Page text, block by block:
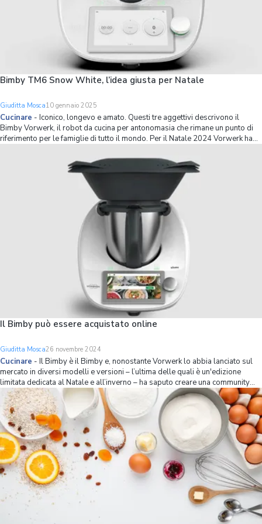
Bimby TM6 Snow White, l’idea giusta per Natale
Giuditta Mosca10 gennaio 2025
Cucinare - Iconico, longevo e amato. Questi tre aggettivi descrivono il
Bimby Vorwerk, il robot da cucina per antonomasia che rimane un punto di
riferimento per le famiglie di tutto il mondo. Per il Natale 2024 Vorwerk ha
Il Bimby può essere acquistato online
Giuditta Mosca26 novembre 2024
Cucinare - Il Bimby è il Bimby e, nonostante Vorwerk lo abbia lanciato sul
mercato in diversi modelli e versioni – l’ultima delle quali è un'edizione
limitata dedicata al Natale e all’inverno – ha saputo creare una community
unita di appassionati che ne hanno fatto uno strumento utilizzato sia da ch